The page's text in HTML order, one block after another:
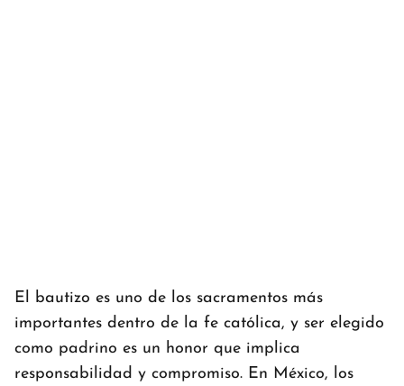
El bautizo es uno de los sacramentos más
importantes dentro de la fe católica, y ser elegido
como padrino es un honor que implica
responsabilidad y compromiso. En México, los